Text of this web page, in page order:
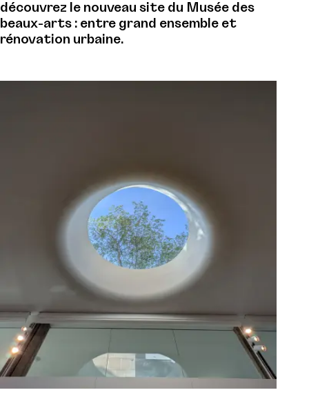
découvrez le nouveau site du Musée des
beaux-arts : entre grand ensemble et
rénovation urbaine.